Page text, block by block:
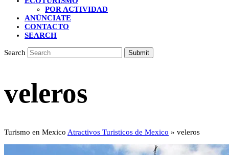
POR ACTIVIDAD
ANÚNCIATE
CONTACTO
SEARCH
Search Submit
veleros
Turismo en Mexico Atractivos Turisticos de Mexico » veleros